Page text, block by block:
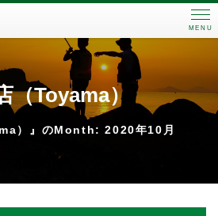
MENU
（Toyama）
）』のMonth: 2020年10月